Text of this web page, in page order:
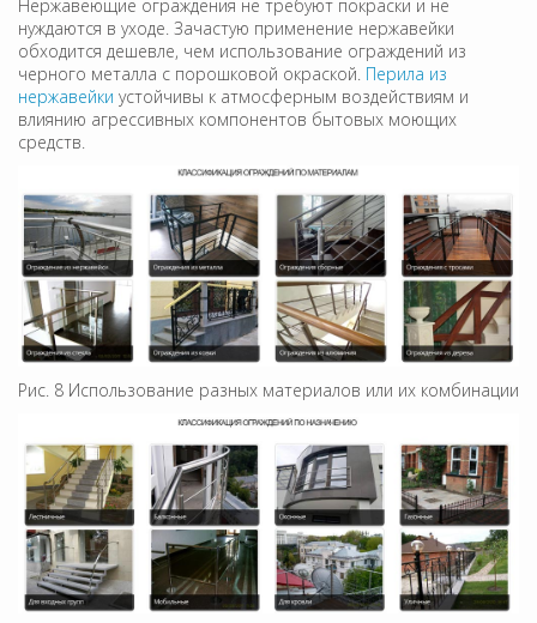
Нержавеющие ограждения не требуют покраски и не
нуждаются в уходе. Зачастую применение нержавейки
обходится дешевле, чем использование ограждений из
черного металла с порошковой окраской. Перила из
нержавейки устойчивы к атмосферным воздействиям и
влиянию агрессивных компонентов бытовых моющих
средств.
Рис. 8 Использование разных материалов или их комбинации